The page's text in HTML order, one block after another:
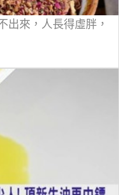
出來，人長得虛胖，